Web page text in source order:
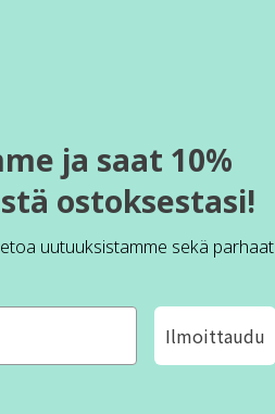
ja saat 10%
ostoksestasi!
uutuuksistamme sekä parhaat
Ilmoittaudu